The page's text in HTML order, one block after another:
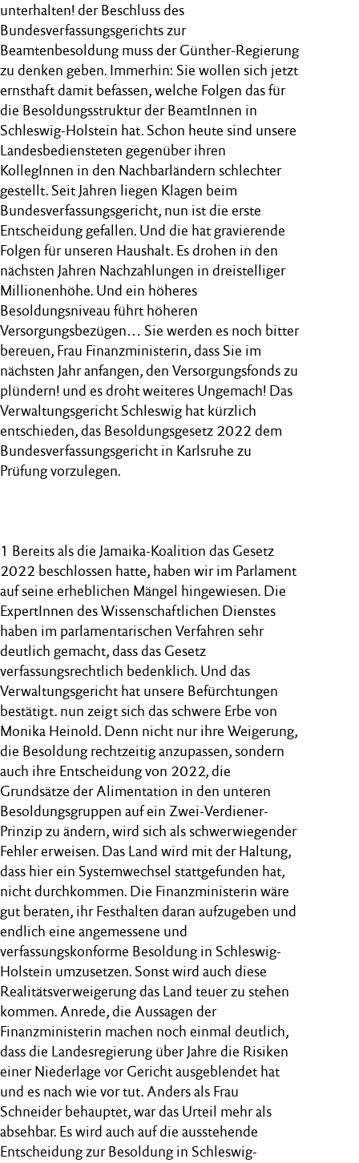
unterhalten! der Beschluss des
Bundesverfassungsgerichts zur
Beamtenbesoldung muss der Günther‑Regierung
zu denken geben. Immerhin: Sie wollen sich jetzt
ernsthaft damit befassen, welche Folgen das für
die Besoldungsstruktur der BeamtInnen in
Schleswig‑Holstein hat. Schon heute sind unsere
Landesbediensteten gegenüber ihren
KollegInnen in den Nachbarländern schlechter
gestellt. Seit Jahren liegen Klagen beim
Bundesverfassungsgericht, nun ist die erste
Entscheidung gefallen. Und die hat gravierende
Folgen für unseren Haushalt. Es drohen in den
nächsten Jahren Nachzahlungen in dreistelliger
Millionenhöhe. Und ein höheres
Besoldungsniveau führt höheren
Versorgungsbezügen… Sie werden es noch bitter
bereuen, Frau Finanzministerin, dass Sie im
nächsten Jahr anfangen, den Versorgungsfonds zu
plündern! und es droht weiteres Ungemach! Das
Verwaltungsgericht Schleswig hat kürzlich
entschieden, das Besoldungsgesetz 2022 dem
Bundesverfassungsgericht in Karlsruhe zu
Prüfung vorzulegen.
1 Bereits als die Jamaika‑Koalition das Gesetz
2022 beschlossen hatte, haben wir im Parlament
auf seine erheblichen Mängel hingewiesen. Die
ExpertInnen des Wissenschaftlichen Dienstes
haben im parlamentarischen Verfahren sehr
deutlich gemacht, dass das Gesetz
verfassungsrechtlich bedenklich. Und das
Verwaltungsgericht hat unsere Befürchtungen
bestätigt. nun zeigt sich das schwere Erbe von
Monika Heinold. Denn nicht nur ihre Weigerung,
die Besoldung rechtzeitig anzupassen, sondern
auch ihre Entscheidung von 2022, die
Grundsätze der Alimentation in den unteren
Besoldungsgruppen auf ein Zwei-Verdiener-
Prinzip zu ändern, wird sich als schwerwiegender
Fehler erweisen. Das Land wird mit der Haltung,
dass hier ein Systemwechsel stattgefunden hat,
nicht durchkommen. Die Finanzministerin wäre
gut beraten, ihr Festhalten daran aufzugeben und
endlich eine angemessene und
verfassungskonforme Besoldung in Schleswig-
Holstein umzusetzen. Sonst wird auch diese
Realitätsverweigerung das Land teuer zu stehen
kommen. Anrede, die Aussagen der
Finanzministerin machen noch einmal deutlich,
dass die Landesregierung über Jahre die Risiken
einer Niederlage vor Gericht ausgeblendet hat
und es nach wie vor tut. Anders als Frau
Schneider behauptet, war das Urteil mehr als
absehbar. Es wird auch auf die ausstehende
Entscheidung zur Besoldung in Schleswig-